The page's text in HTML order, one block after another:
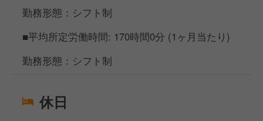
勤務形態：シフト制
■平均所定労働時間: 170時間0分 (1ヶ月当たり)
勤務形態：シフト制
休日